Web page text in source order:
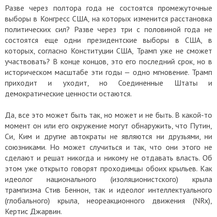
Разве через полтора года не состоятся промежуточные
выборы в Конгресс США, на которых изменится расстановка
политических сил? Разве через три с половиной года не
состоятся еще одни президентские выборы в США, в
которых, согласно Конституции США, Трамп уже не сможет
участвовать? В конце концов, это его последний срок, но в
историческом масштабе эти годы — одно мгновение. Трамп
приходит и уходит, но Соединенные Штаты и
демократические ценности остаются.
Да, все это может быть так, но может и не быть. В какой-то
момент он или его окружение могут обнаружить, что Путин,
Си, Ким и другие автократы не являются ни друзьями, ни
союзниками. Но может случиться и так, что они этого не
сделают и решат никогда и никому не отдавать власть. Об
этом уже открыто говорят проходимцы обоих крыльев. Как
идеолог национального (изоляционистского) крыла
трампизма Стив Беннон, так и идеолог интеллектуального
(глобального) крыла, неореакционного движения (NRx),
Кертис Джарвин.